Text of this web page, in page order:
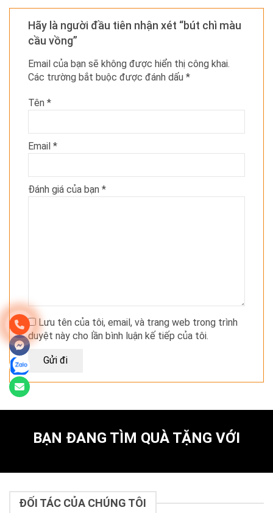
Hãy là người đầu tiên nhận xét “bút chì màu
cầu vồng”
Email của bạn sẽ không được hiển thị công khai.
Các trường bắt buộc được đánh dấu *
Tên *
Email *
Đánh giá của bạn *
Lưu tên của tôi, email, và trang web trong trình
duyệt này cho lần bình luận kế tiếp của tôi.
BẠN ĐANG TÌM QUÀ TẶNG VỚI
ĐỐI TÁC CỦA CHÚNG TÔI